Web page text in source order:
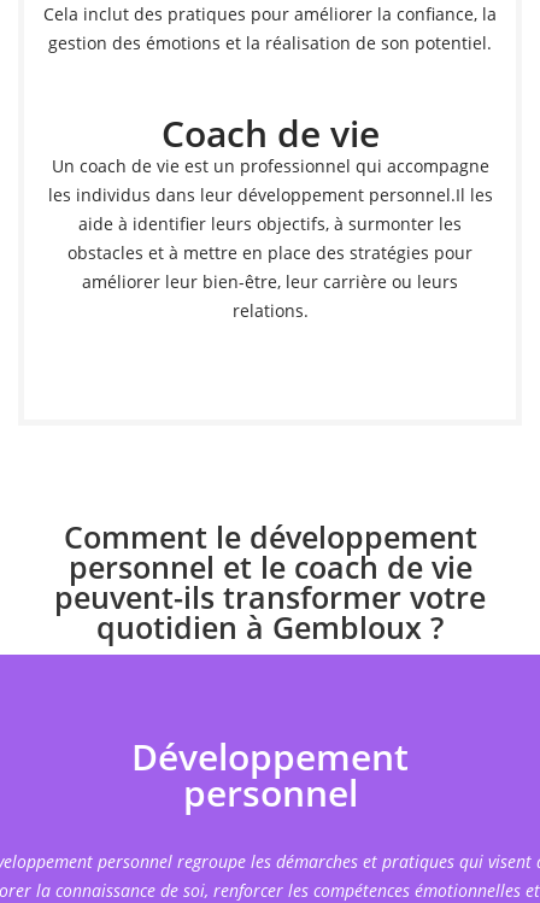
Cela inclut des pratiques pour améliorer la confiance, la
gestion des émotions et la réalisation de son potentiel.
Coach de vie
Un coach de vie est un professionnel qui accompagne
les individus dans leur développement personnel.Il les
aide à identifier leurs objectifs, à surmonter les
obstacles et à mettre en place des stratégies pour
améliorer leur bien-être, leur carrière ou leurs
relations.
Comment le développement
personnel et le coach de vie
peuvent-ils transformer votre
quotidien à Gembloux ?
Développement
personnel
personnel regroupe les démarches et pratiques qui visent
la connaissance de soi, renforcer les compétences émotionnelles et